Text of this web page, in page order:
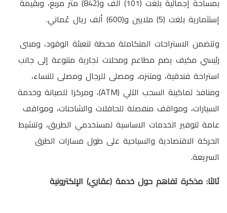
إستثمارية بلغت (5) ملايين و(600) ألف ريال عُماني.
وتتضمن الاستراحات المتكاملة محطة لتعبئة الوقود، ومبنى
رئيسي مكيف يضم مطاعم ومحلات تجارية متنوعة إلى جانب
استراحة فندقية، ومتنزه، ومصلى للرجال ومصلى للنساء،
ومنافذ لماكينة السحب الآلي (ATM)، ومركزا للصيانة وخدمة
السيارات، ومواقف منفصلة للحافلات والشاحنات، ومواقف
عامة لتوفير الخدمات الاساسية لمستخدمي الطريق، وتنشيط
الحركة الاقتصادية والسياحية على طول مسارات الطرق
السريعة.
ثالثا: مذكرة تفاهم حول خدمة (عقاري) الإلكترونية